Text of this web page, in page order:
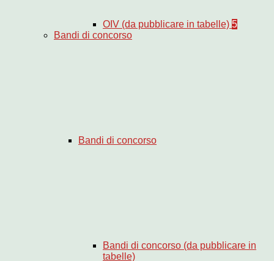
OIV (da pubblicare in tabelle) 5
Bandi di concorso
Bandi di concorso
Bandi di concorso (da pubblicare in
tabelle)